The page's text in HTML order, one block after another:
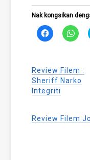
Nak kongsikan
Click
to
(Opens
in
new
window)
Click
to
in
new
Review Filem :
Sheriff Narko
Integriti
Review Filem